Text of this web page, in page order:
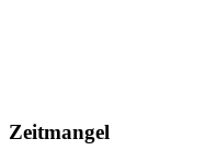
Zeitmangel